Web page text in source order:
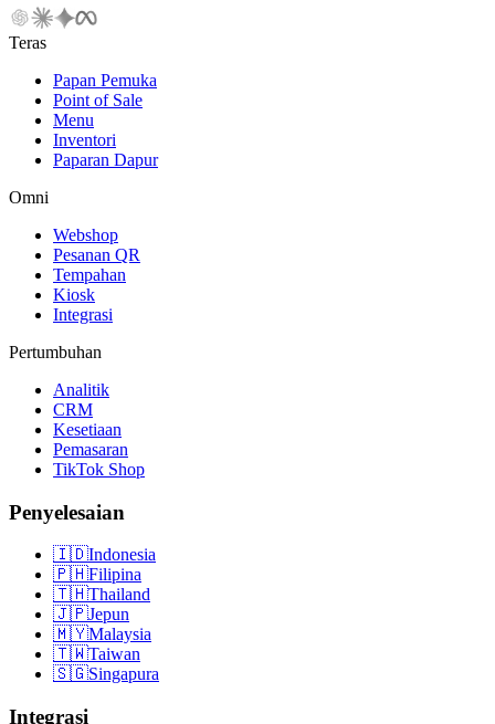
Teras
Papan Pemuka
Point of Sale
Menu
Inventori
Paparan Dapur
Omni
Webshop
Pesanan QR
Tempahan
Kiosk
Integrasi
Pertumbuhan
Analitik
CRM
Kesetiaan
Pemasaran
TikTok Shop
Penyelesaian
🇮🇩Indonesia
🇵🇭Filipina
🇹🇭Thailand
🇯🇵Jepun
🇲🇾Malaysia
🇹🇼Taiwan
🇸🇬Singapura
Integrasi